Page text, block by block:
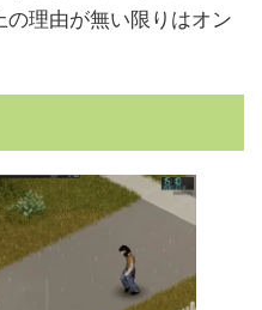
の理由が無い限りはオン